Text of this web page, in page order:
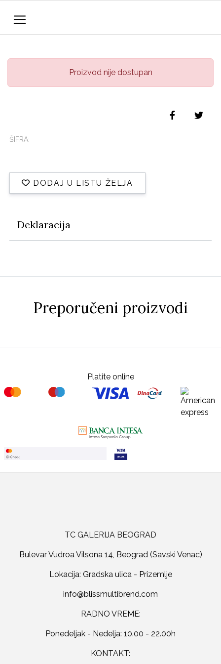
Proizvod nije dostupan
ŠIFRA:
DODAJ U LISTU ŽELJA
Deklaracija
Preporučeni proizvodi
Platite online
TC GALERIJA BEOGRAD
Bulevar Vudroa Vilsona 14, Beograd (Savski Venac)
Lokacija: Gradska ulica - Prizemlje
RADNO VREME:
Ponedeljak - Nedelja: 10.00 - 22.00h
KONTAKT: